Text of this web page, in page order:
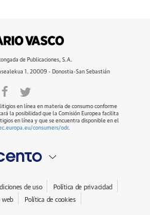
de Publicaciones, S.A.
1. 20009 - Donostia-San Sebastián
en línea en materia de consumo conforme
la posibilidad que la Comisión Europea facilita
en línea y que se encuentra disponible en el
consumers/odr.
de uso
Política de privacidad
web Política de cookies